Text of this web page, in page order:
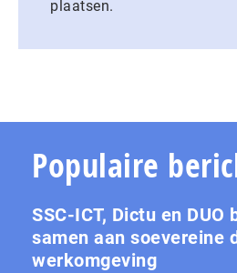
plaatsen.
Populaire
SSC-ICT, Dictu en DUO
samen aan soevereine
werkomgeving